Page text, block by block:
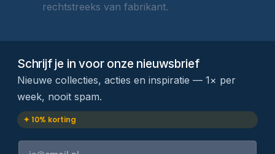
rechtstreeks van fabrikant.
Schrijf je in voor onze nieuwsbrief
Nieuwe collecties, acties en inspiratie — 1× per
week, nooit spam.
✦ 10% korting